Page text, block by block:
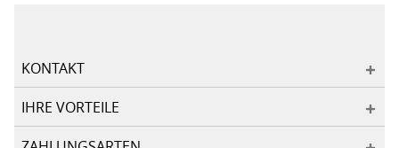
KONTAKT
IHRE VORTEILE